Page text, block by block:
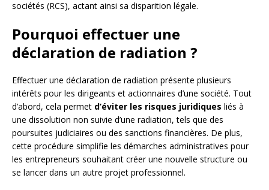
sociétés (RCS), actant ainsi sa disparition légale.
Pourquoi effectuer une
déclaration de radiation ?
Effectuer une déclaration de radiation présente plusieurs
intérêts pour les dirigeants et actionnaires d’une société. Tout
d’abord, cela permet d’éviter les risques juridiques liés à
une dissolution non suivie d’une radiation, tels que des
poursuites judiciaires ou des sanctions financières. De plus,
cette procédure simplifie les démarches administratives pour
les entrepreneurs souhaitant créer une nouvelle structure ou
se lancer dans un autre projet professionnel.